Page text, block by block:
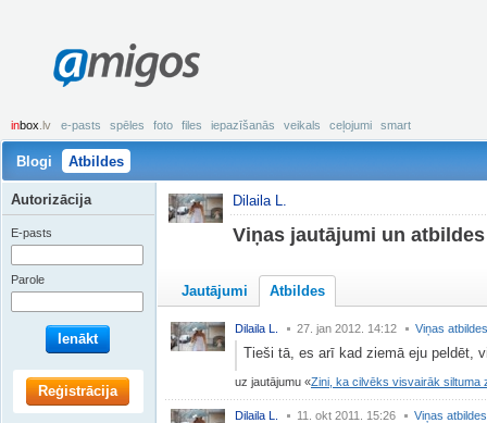
amigos
inbox .lv e-pasts spēles foto files iepazīšanās veikals ceļojumi smart
Blogi Atbildes
Dilaila L.
Viņas jautājumi un atbildes
Jautājumi Atbildes
Dilaila L. 27. jan 2012. 14:12 Viņas atbildes
Tieši tā, es arī kad ziemā eju peldēt,
uz jautājumu Zini, ka cilvēks visvairāk siltuma
Dilaila L. 11. okt 2011. 15:26 Viņas atbildes
Autorizācija
E-pasts
Parole
Ienākt
Reģistrācija